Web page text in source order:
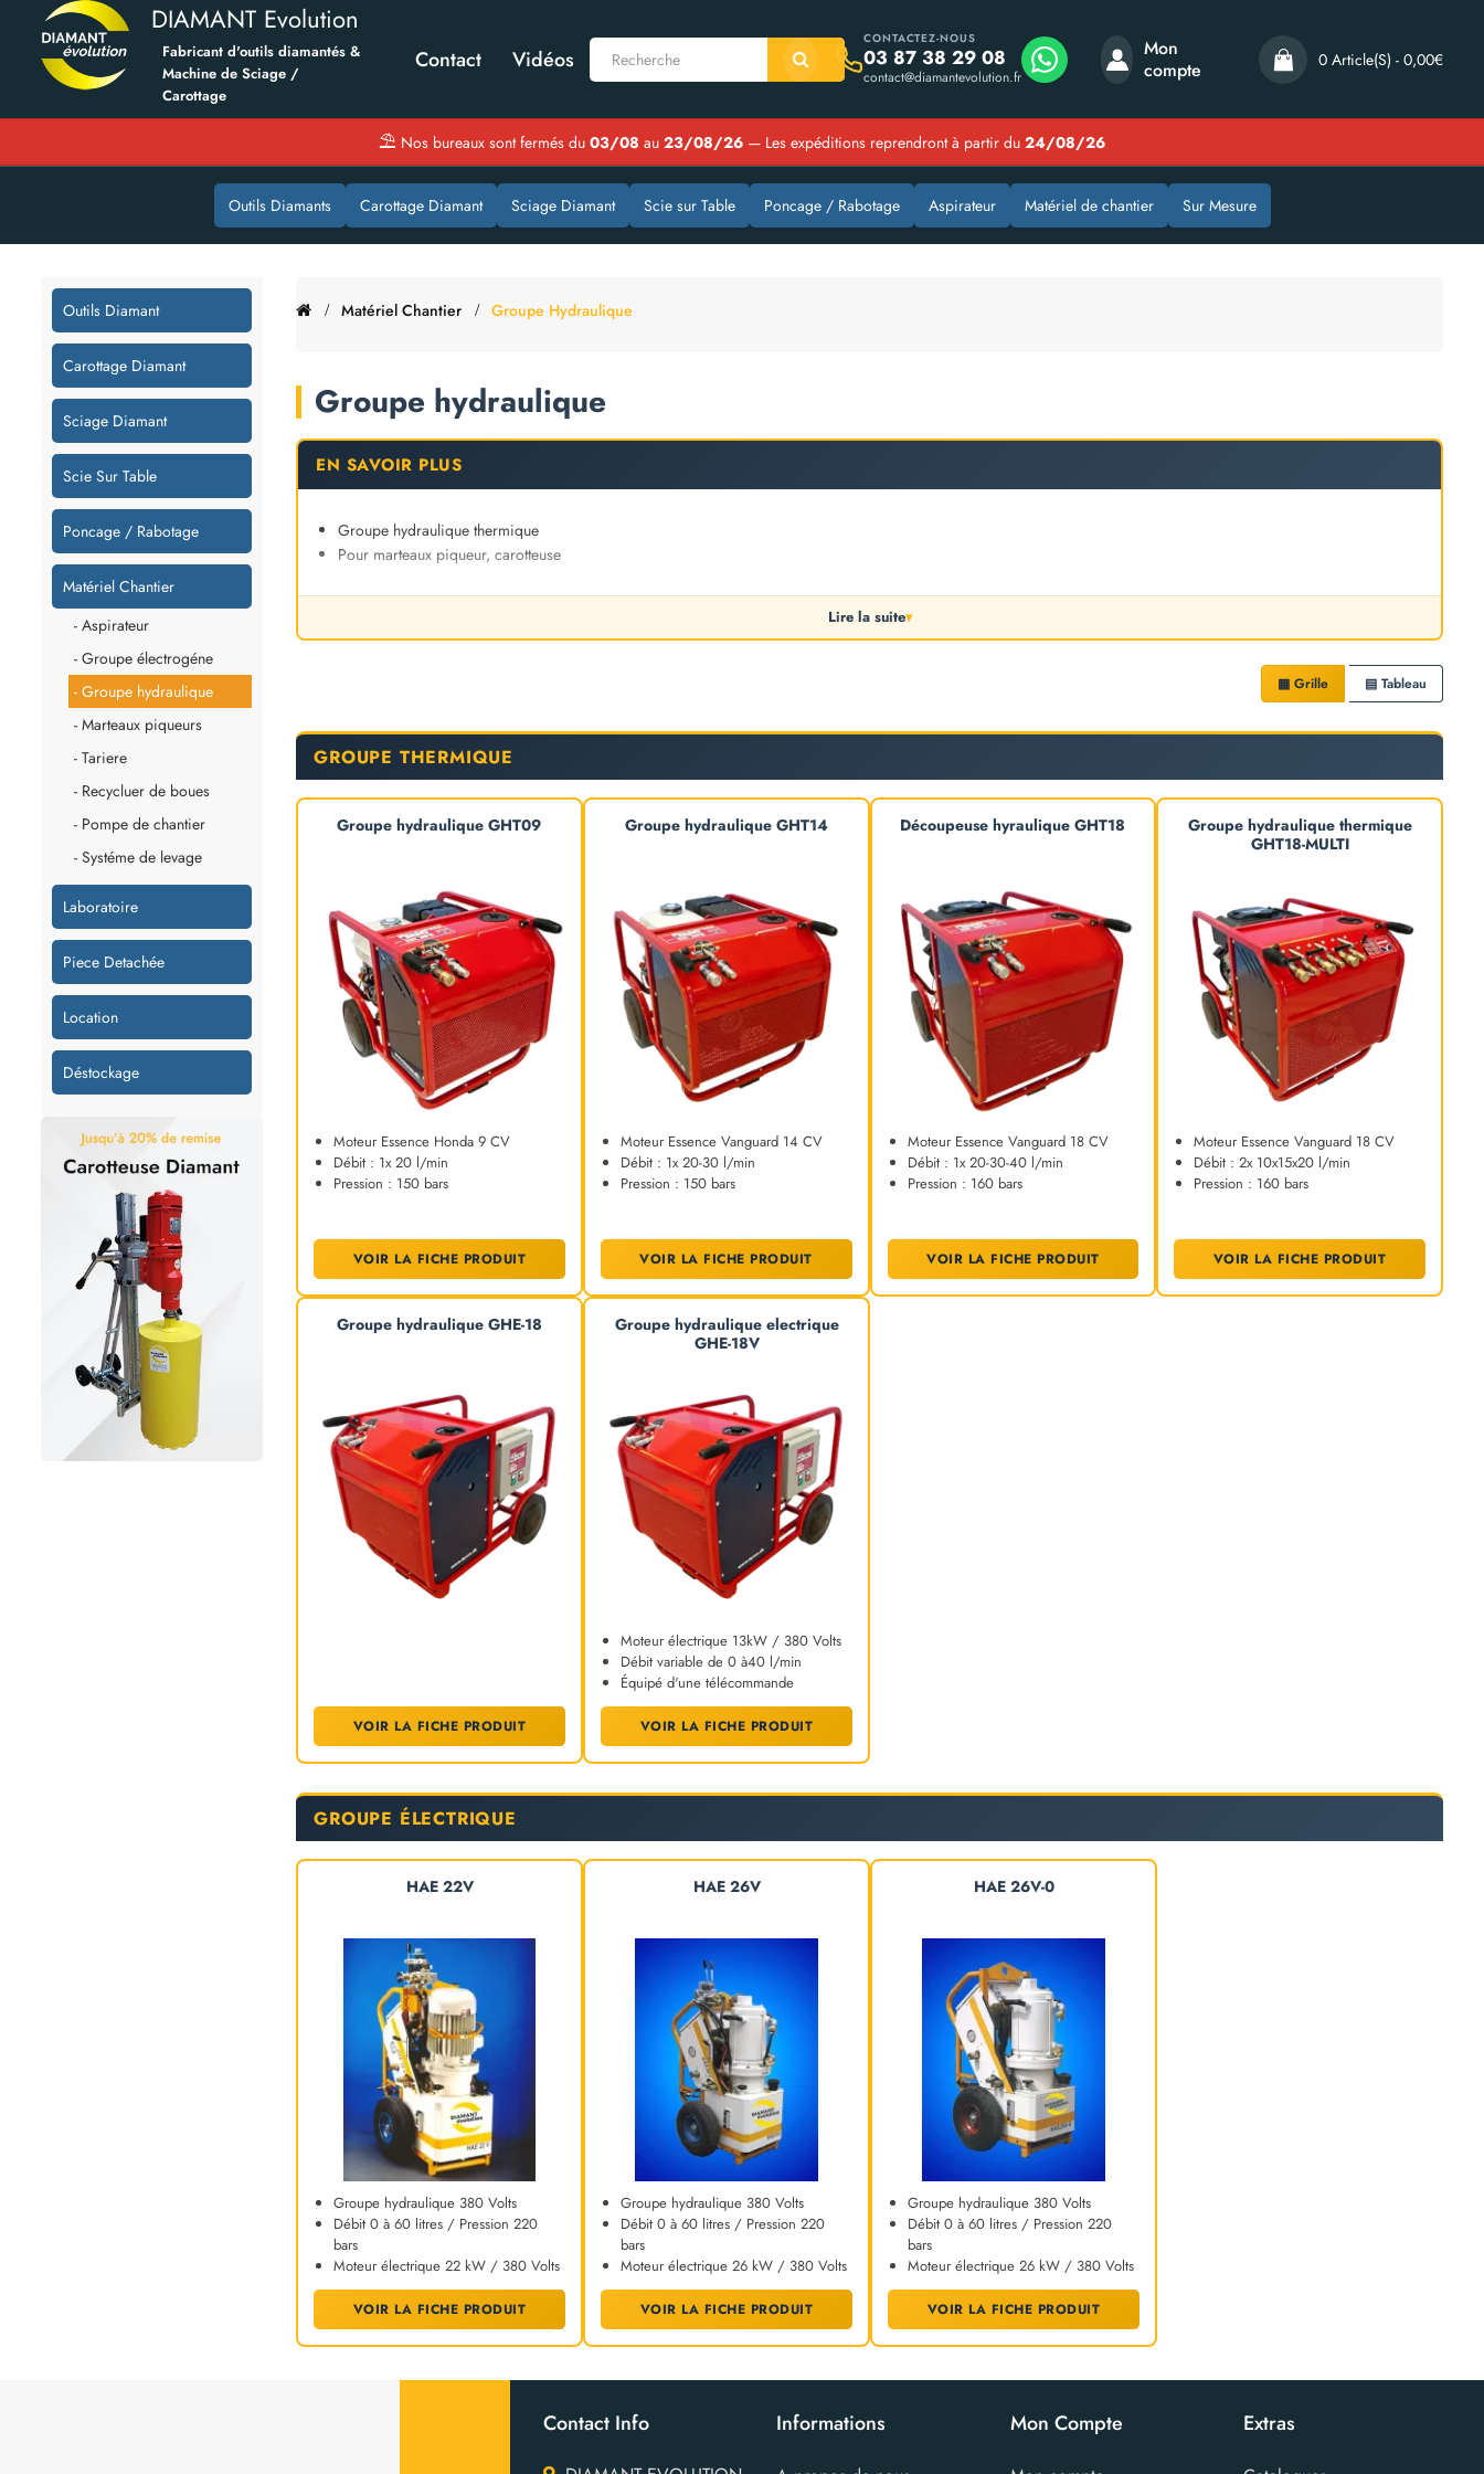
DIAMANT Evolution
Fabricant d'outils diamantés &
Machine de Sciage /
Carottage
Contact Vidéos
CONTACTEZ-NOUS
03 87 38 29 08
contact@diamantevolution.fr
Mon
compte
0 Article(s) - 0,00€
⛱ Nos bureaux sont fermés du 03/08 au 23/08/26 — Les expéditions reprendront à partir du 24/08/26
Outils Diamants Carottage Diamant Sciage Diamant Scie sur Table Poncage / Rabotage Aspirateur Matériel de chantier Sur Mesure
Outils Diamant
Carottage Diamant
Sciage Diamant
Scie Sur Table
Poncage / Rabotage
Matériel Chantier
- Aspirateur
- Groupe électrogéne
- Groupe hydraulique
- Marteaux piqueurs
- Tariere
- Recycluer de boues
- Pompe de chantier
- Systéme de levage
Laboratoire
Piece Detachée
Location
Déstockage
Matériel Chantier Groupe Hydraulique
Groupe hydraulique
EN SAVOIR PLUS
Groupe hydraulique thermique
Pour marteaux piqueur, carotteuse
Lire la suite▾
▦ Grille ▤ Tableau
GROUPE THERMIQUE
Groupe hydraulique GHT09
Moteur Essence Honda 9 CV
Débit : 1x 20 l/min
Pression : 150 bars
VOIR LA FICHE PRODUIT
Groupe hydraulique GHT14
Moteur Essence Vanguard 14 CV
Débit : 1x 20-30 l/min
Pression : 150 bars
VOIR LA FICHE PRODUIT
Découpeuse hyraulique GHT18
Moteur Essence Vanguard 18 CV
Débit : 1x 20-30-40 l/min
Pression : 160 bars
VOIR LA FICHE PRODUIT
Groupe hydraulique thermique
GHT18-MULTI
Moteur Essence Vanguard 18 CV
Débit : 2x 10x15x20 l/min
Pression : 160 bars
VOIR LA FICHE PRODUIT
Groupe hydraulique GHE-18
VOIR LA FICHE PRODUIT
Groupe hydraulique electrique
GHE-18V
Moteur électrique 13kW / 380 Volts
Débit variable de 0 à40 l/min
Équipé d'une télécommande
VOIR LA FICHE PRODUIT
GROUPE ÉLECTRIQUE
HAE 22V
Groupe hydraulique 380 Volts
Débit 0 à 60 litres / Pression 220
bars
Moteur électrique 22 kW / 380 Volts
VOIR LA FICHE PRODUIT
HAE 26V
Groupe hydraulique 380 Volts
Débit 0 à 60 litres / Pression 220
bars
Moteur électrique 26 kW / 380 Volts
VOIR LA FICHE PRODUIT
HAE 26V-0
Groupe hydraulique 380 Volts
Débit 0 à 60 litres / Pression 220
bars
Moteur électrique 26 kW / 380 Volts
VOIR LA FICHE PRODUIT
Contact Info Informations Mon Compte Extras